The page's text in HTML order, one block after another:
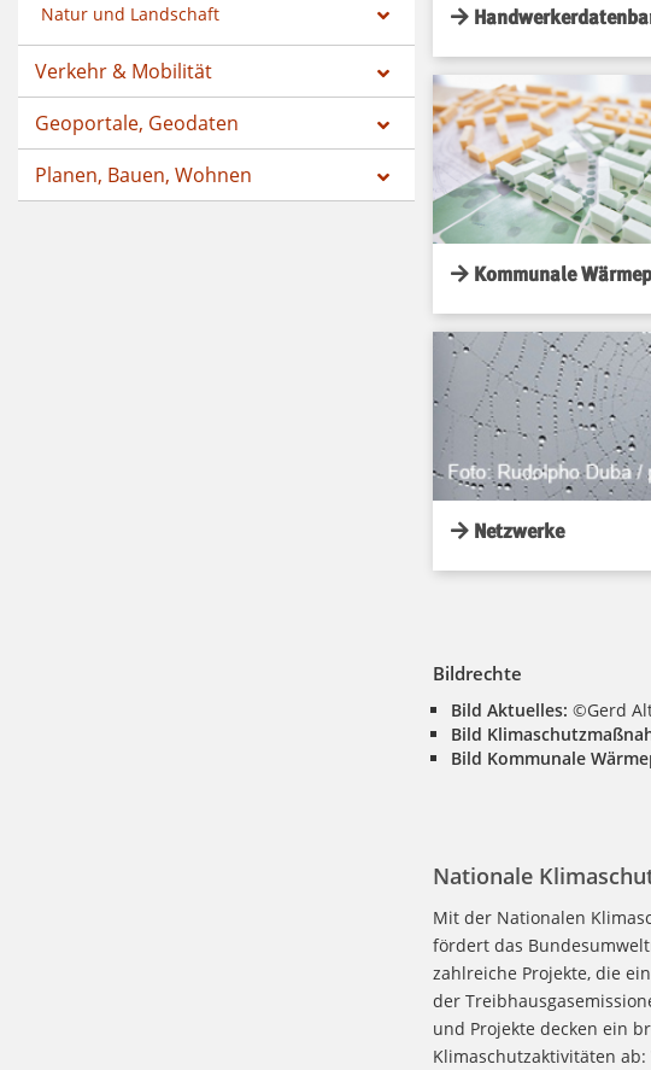
Natur und Landschaft
Verkehr & Mobilität
Geoportale, Geodaten
Planen, Bauen, Wohnen
Kommunale
Netzwerke
Bildrechte
Bild Aktuelles: ©Gerd
Bild
Bild Kommunale
Nationale
Mit der Nationalen
fördert das
zahlreiche Projekte, die
der
und Projekte decken ein
Klimaschutzaktivitäten